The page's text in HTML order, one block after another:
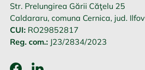
Str. Prelungirea Gării Căţelu 25
Caldararu, comuna Cernica, jud. Ilfov
CUI: RO29852817
Reg. com.: J23/2834/2023